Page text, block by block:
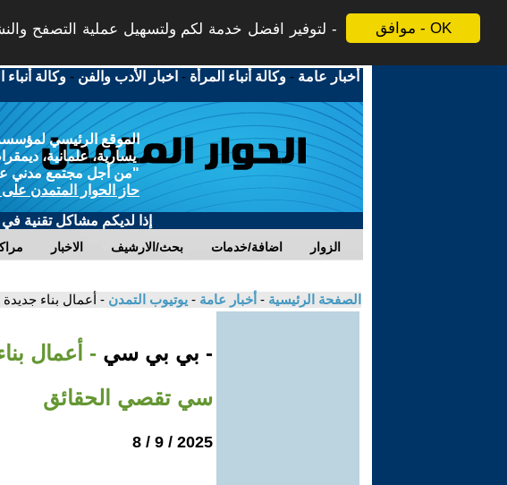
موافق - OK
لتوفير افضل خدمة لكم ولتسهيل عملية التصفح
أخبار عامة -وكالة أنباء المرأة - اخبار الأدب والفن -وكالة أنباء
الموقع الرئيسي
يسارية، علمانية،
"من أجل مجتمع مدني
حاز الحوار المتمدن على
إذا لديكم مشاكل تقنية في
الاخبار بحث/الارشيف اضافة/خدمات الزوار
الصفحة الرئيسية - أخبار عامة - يوتيوب التمدن - أعمال بناء
- بي بي سي - أعمال
سي تقصي الحقائق
2025 / 9 / 8